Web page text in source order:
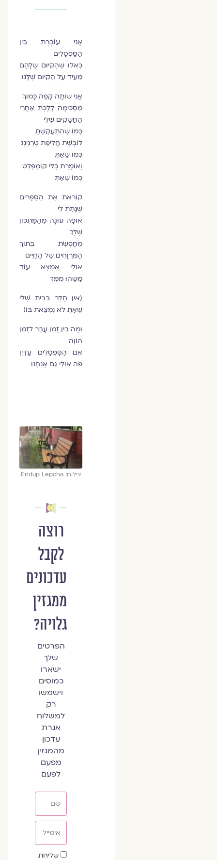
אֲנִי עוֹבֶרֶת בֵּין
הַסַּפְסָלִים
כְּאִלּוּ שֶׁהַקִּיּוּם שֶׁלָּהֶם
מֵעִיד עַל הַקִּיּוּם שֶׁלָּנוּ
אֲנִי שׁוֹתָה קָפֶה כָּמוֹךְ
מַסְכִּימָה לָלֶכֶת אַחֲרֵי
הַחֲשָׁקִים שֶׁלִּי
כְּמוֹ שֶׁהִתְעַקַּשְׁתְּ
לוֹבֶשֶׁת חֲלִיפַת טְרֶנִינְג
כְּמוֹ שֶׁאַתְּ
וְאוֹמֶרֶת כֻּלִּי קוֹמְפְּלֶט
כְּמוֹ שֶׁאַתְּ
קוֹרֵאת אֶת הַסְּפָרִים
שֶׁנָּתַתְּ לִי
אוֹפָה עוּגָה מֵהַמַּתְכּוֹן
שֶׁלָּךְ
מְחַפֶּשֶׂת בְּתוֹךְ
הַמִּרְוָחִים שֶׁל הַחַיִּים
אוּלַי אֶמְצָא עוֹד
מַשֶּׁהוּ מִמֵּךְ
(אֵין חֶדֶר בַּבַּיִת שֶׁלִּי
שֶׁאַתְּ לֹא נִמְצֵאת בּוֹ)
וּמָה בֵּין זְמַן עָבָר לִזְמַן
הוֹוֶה
אִם הַסַּפְסָלִים עֲדַיִן
פֹּה אוּלַי גַּם אֲנַחְנוּ
צילום: Endup Lepcha
רוצה
לקבל
עדכונים
ממגזין
גלויה?
הפרטים
שלך
ישארו
כמוסים
וישמשו
רק
למשלוח
אגרת
עדכון
מהמגזין
מפעם
לפעם
שדהשליחת